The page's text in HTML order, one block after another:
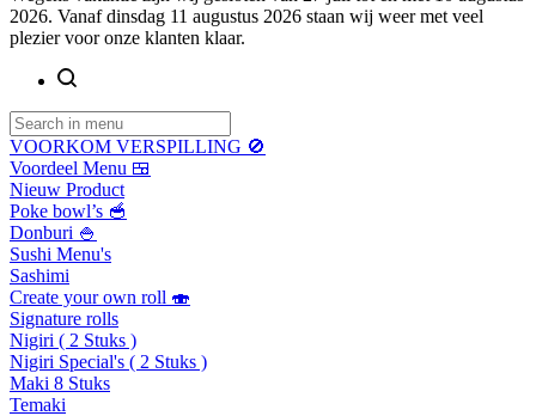
2026. Vanaf dinsdag 11 augustus 2026 staan wij weer met veel
plezier voor onze klanten klaar.
VOORKOM VERSPILLING 🚫
Voordeel Menu 🍱
Nieuw Product
Poke bowl’s 🥣
Donburi 🍚
Sushi Menu's
Sashimi
Create your own roll 🍣
Signature rolls
Nigiri ( 2 Stuks )
Nigiri Special's ( 2 Stuks )
Maki 8 Stuks
Temaki